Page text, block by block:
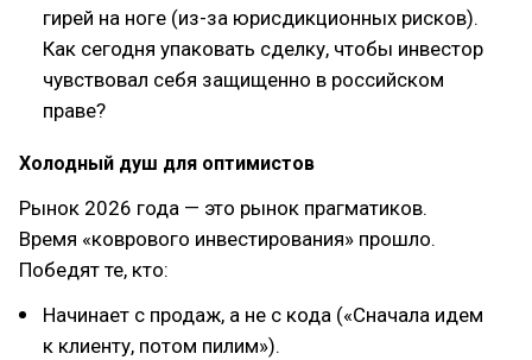
гирей на ноге (из-за юрисдикционных рисков).
Как сегодня упаковать сделку, чтобы инвестор
чувствовал себя защищенно в российском
праве?
Холодный душ для оптимистов
Рынок 2026 года — это рынок прагматиков.
Время «коврового инвестирования» прошло.
Победят те, кто:
Начинает с продаж, а не с кода («Сначала идем
к клиенту, потом пилим»).